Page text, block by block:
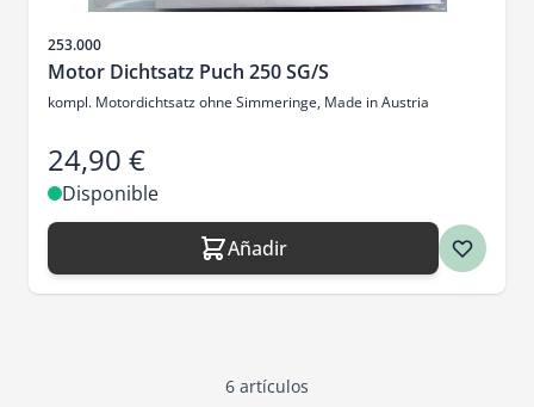
SKU
253.000
Motor Dichtsatz Puch 250 SG/S
kompl. Motordichtsatz ohne Simmeringe, Made in Austria
24,90 €
Disponible
Añadir
6 artículos